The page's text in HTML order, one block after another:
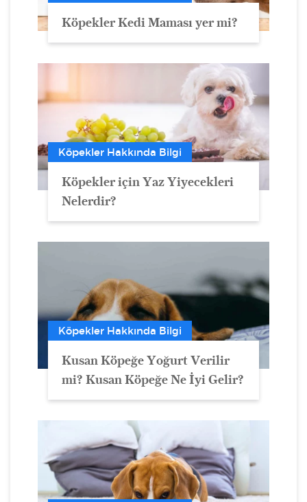
Köpekler Kedi Maması yer mi?
Köpekler Hakkında Bilgi
Köpekler için Yaz Yiyecekleri
Nelerdir?
Köpekler Hakkında Bilgi
Kusan Köpeğe Yoğurt Verilir
mi? Kusan Köpeğe Ne İyi Gelir?